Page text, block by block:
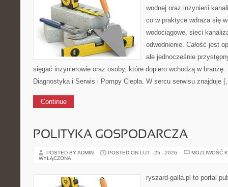
wodnej oraz inżynierii
co w praktyce wdraża się
wodociągowe, sieci
odwodnienie. Całość jest
ale jednocześnie
sięgać inżynierowie oraz osoby, które dopiero wchodzą w
Diagnostyka i Serwis i Pompy Ciepła. W sercu serwisu znajduje
Continue
POLITYKA GOSPODARCZA
POSTED BY ADMIN POSTED ON LUT - 25 - 2026
MOŻLIWOŚĆ
WYŁĄCZONA
ryszard-galla.pl to portal